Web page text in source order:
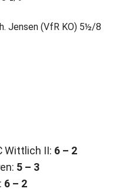
Jensen (VfR KO) 5½/8
Wittlich II: 6 – 2
5 – 3
6 – 2